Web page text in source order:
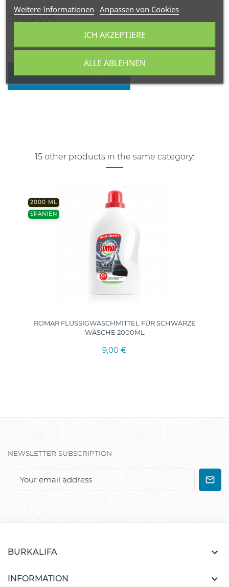
REVIEWS
WRITE YOUR REVIEW
15 other products in the same category:
2000 ML
SPANIEN
ROMAR FLÜSSIGWASCHMITTEL FÜR SCHWARZE
WÄSCHE 2000ML
9,00 €
NEWSLETTER SUBSCRIPTION
BURKALIFA 
INFORMATION 
Weitere Informationen Anpassen von Cookies
ALLE ABLEHNEN
ICH AKZEPTIERE